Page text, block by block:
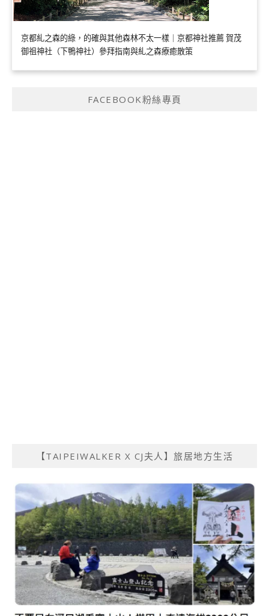
京都糺之森的綠，的確與其他森林不太一樣｜京都神社推薦 賀茂
御祖神社（下鴨神社）參拜指南與糺之森療癒散策
FACEBOOK粉絲專頁
【TAIPEIWALKER X CJ夫人】旅居地方生活